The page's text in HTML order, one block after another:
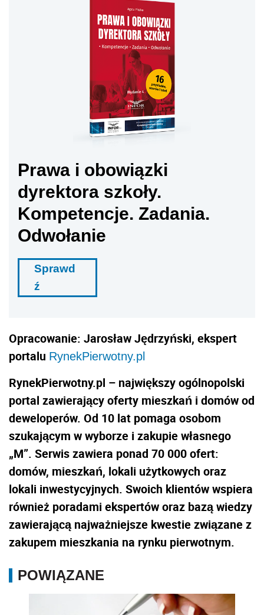
Prawa i obowiązki
dyrektora szkoły.
Kompetencje. Zadania.
Odwołanie
Sprawd
ź
Opracowanie: Jarosław Jędrzyński, ekspert
portalu RynekPierwotny.pl
RynekPierwotny.pl – największy ogólnopolski
portal zawierający oferty mieszkań i domów od
deweloperów. Od 10 lat pomaga osobom
szukającym w wyborze i zakupie własnego
„M”. Serwis zawiera ponad 70 000 ofert:
domów, mieszkań, lokali użytkowych oraz
lokali inwestycyjnych. Swoich klientów wspiera
również poradami ekspertów oraz bazą wiedzy
zawierającą najważniejsze kwestie związane z
zakupem mieszkania na rynku pierwotnym.
POWIĄZANE